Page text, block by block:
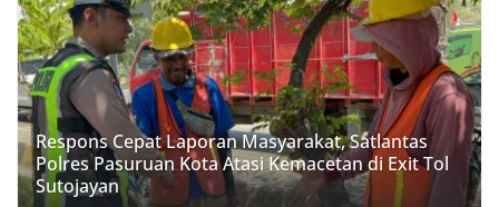
Respons Cepat Laporan Masyarakat, Satlantas
Polres Pasuruan Kota Atasi Kemacetan di Exit Tol
Sutojayan